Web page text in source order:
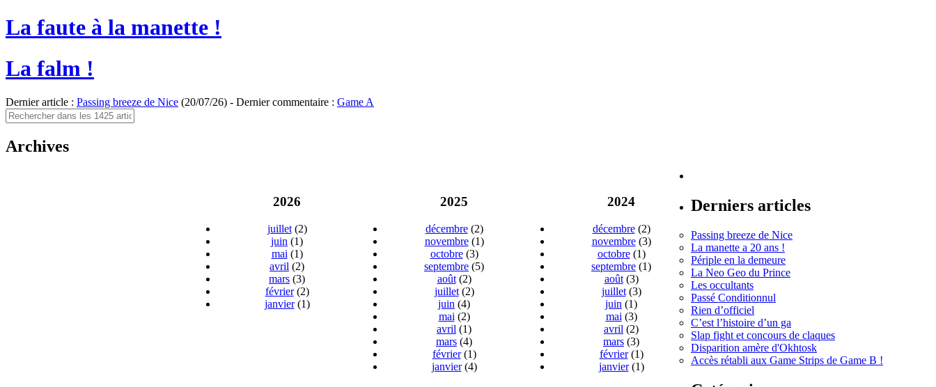
La faute à la manette !
La falm !
Dernier article : Passing breeze de Nice (20/07/26) - Dernier commentaire : Game A
Archives
2026
juillet(2)
juin (1)
mai (1)
avril (2)
mars (3)
février(2)
janvier(1)
2025
décembre(2)
novembre(1)
octobre(3)
septembre (5)
août(2)
juillet(2)
juin (4)
mai (2)
avril (1)
mars (4)
février(1)
janvier(4)
2024
décembre(2)
novembre(3)
octobre(1)
septembre (1)
août(3)
juillet(3)
juin (1)
mai (3)
avril (2)
mars (3)
février(1)
janvier(1)
Derniers articles
Passing breeze de Nice
La manette a 20 ans !
Périple en la demeure
La Neo Geo du Prince
Les occultants
Passé Conditionnul
Rien d’officiel
C’est l’histoire d’un ga
Slap fight et concours de claques
Disparition amère d'Okhtosk
Accès rétabli aux Game Strips de Game B !